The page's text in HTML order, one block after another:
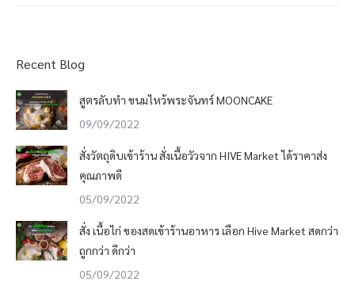
Recent Blog
สูตรลับทำ ขนมไหว้พระจันทร์ MOONCAKE
09/09/2022
สั่งวัตถุดิบเข้าร้าน สั่งเนื้อวัวจาก HIVE Market ได้ราคาส่ง
คุณภาพดี
05/09/2022
สั่ง เนื้อไก่ ของสดเข้าร้านอาหาร เลือก Hive Market สดกว่า
ถูกกว่า ดีกว่า
05/09/2022